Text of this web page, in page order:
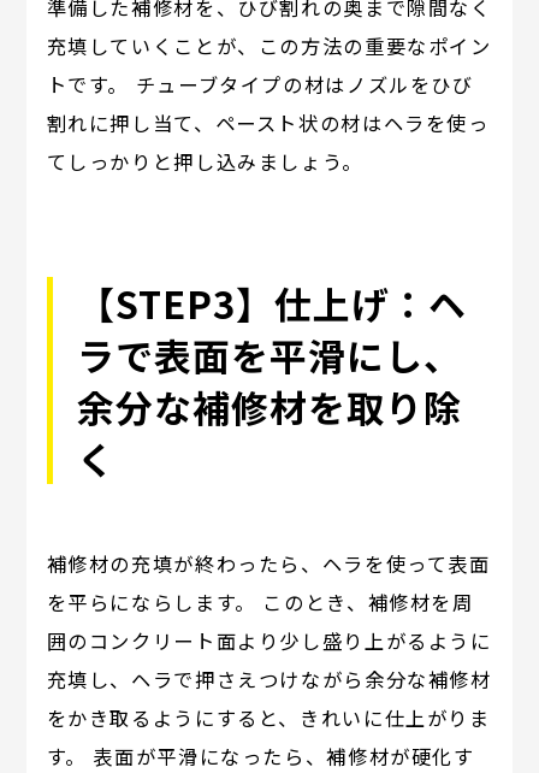
準備した補修材を、ひび割れの奥まで隙間なく
充填していくことが、この方法の重要なポイン
トです。 チューブタイプの材はノズルをひび
割れに押し当て、ペースト状の材はヘラを使っ
てしっかりと押し込みましょう。
【STEP3】仕上げ：ヘ
ラで表面を平滑にし、
余分な補修材を取り除
く
補修材の充填が終わったら、ヘラを使って表面
を平らにならします。 このとき、補修材を周
囲のコンクリート面より少し盛り上がるように
充填し、ヘラで押さえつけながら余分な補修材
をかき取るようにすると、きれいに仕上がりま
す。 表面が平滑になったら、補修材が硬化す